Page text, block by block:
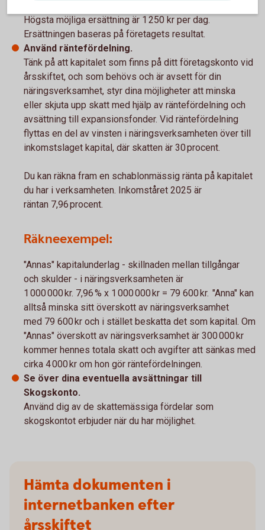
Högsta möjliga ersättning är 1 250 kr per dag.
Ersättningen baseras på företagets resultat.
Använd räntefördelning.
Tänk på att kapitalet som finns på ditt företagskonto vid
årsskiftet, och som behövs och är avsett för din
näringsverksamhet, styr dina möjligheter att minska
eller skjuta upp skatt med hjälp av räntefördelning och
avsättning till expansionsfonder. Vid räntefördelning
flyttas en del av vinsten i näringsverksamheten över till
inkomstslaget kapital, där skatten är 30 procent.
Du kan räkna fram en schablonmässig ränta på kapitalet
du har i verksamheten. Inkomståret 2025 är
räntan 7,96 procent.
Räkneexempel:
"Annas" kapitalunderlag - skillnaden mellan tillgångar
och skulder - i näringsverksamheten är
1 000 000 kr. 7,96 % x 1 000 000 kr = 79 600 kr. "Anna" kan
alltså minska sitt överskott av näringsverksamhet
med 79 600 kr och i stället beskatta det som kapital. Om
"Annas" överskott av näringsverksamhet är 300 000 kr
kommer hennes totala skatt och avgifter att sänkas med
cirka 4 000 kr om hon gör räntefördelningen.
Se över dina eventuella avsättningar till
Skogskonto.
Använd dig av de skattemässiga fördelar som
skogskontot erbjuder när du har möjlighet.
Hämta dokumenten i
internetbanken efter
årsskiftet